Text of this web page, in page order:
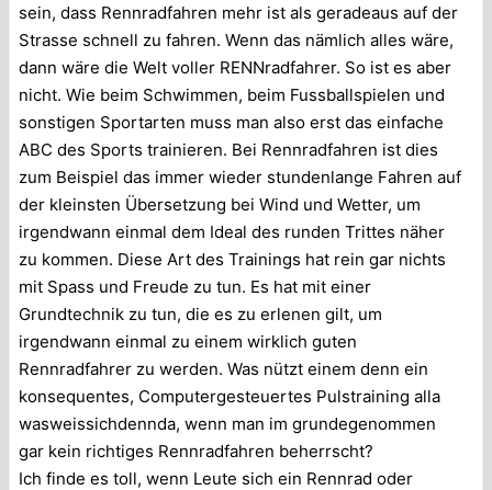
sein, dass Rennradfahren mehr ist als geradeaus auf der
Strasse schnell zu fahren. Wenn das nämlich alles wäre,
dann wäre die Welt voller RENNradfahrer. So ist es aber
nicht. Wie beim Schwimmen, beim Fussballspielen und
sonstigen Sportarten muss man also erst das einfache
ABC des Sports trainieren. Bei Rennradfahren ist dies
zum Beispiel das immer wieder stundenlange Fahren auf
der kleinsten Übersetzung bei Wind und Wetter, um
irgendwann einmal dem Ideal des runden Trittes näher
zu kommen. Diese Art des Trainings hat rein gar nichts
mit Spass und Freude zu tun. Es hat mit einer
Grundtechnik zu tun, die es zu erlenen gilt, um
irgendwann einmal zu einem wirklich guten
Rennradfahrer zu werden. Was nützt einem denn ein
konsequentes, Computergesteuertes Pulstraining alla
wasweissichdennda, wenn man im grundegenommen
gar kein richtiges Rennradfahren beherrscht?
Ich finde es toll, wenn Leute sich ein Rennrad oder